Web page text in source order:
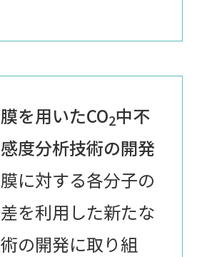
を用いたCO2中不
度分析技術の開発
に対する各分子の
を利用した新たな
の開発に取り組